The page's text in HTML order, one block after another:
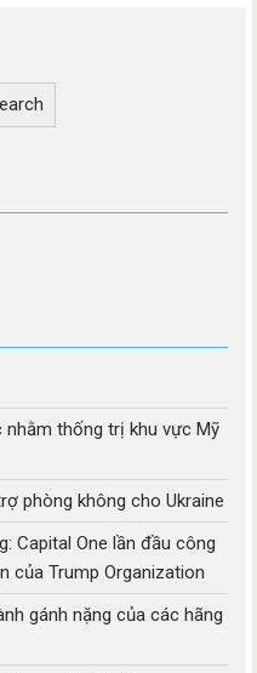
nhằm thống trị khu vực Mỹ
phòng không cho Ukraine
Capital One lần đầu công
của Trump Organization
gánh nặng của các hãng